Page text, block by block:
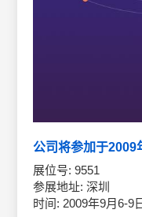
展位号: 9551
参展地址: 深圳
时间: 2009年9月6-9